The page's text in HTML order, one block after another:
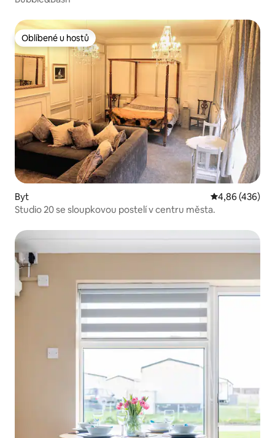
Oblíbené u hostů
Oblíbené u hostů
Byt Průměrné
4,86 (436)
Studio 20 se sloupkovou postelí v centru města.